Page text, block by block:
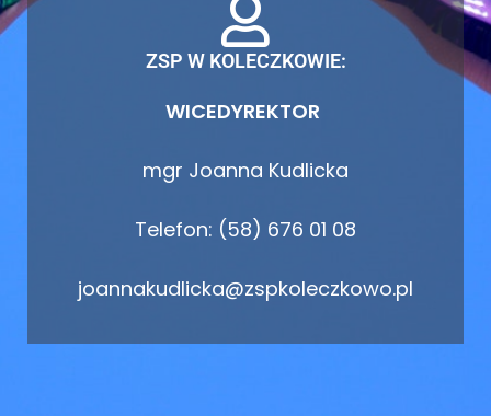
ZSP W KOLECZKOWIE:
WICEDYREKTOR
mgr Joanna Kudlicka
Telefon: (58) 676 01 08
joannakudlicka@zspkoleczkowo.pl